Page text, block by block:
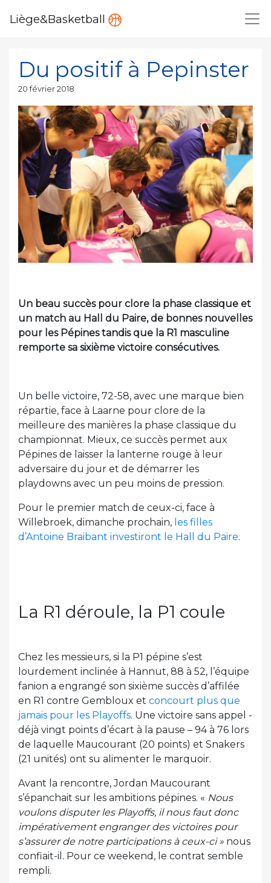
Liège&Basketball
Du positif à Pepinster
Publié
20 février 2018
Un beau succès pour clore la phase classique et
un match au Hall du Paire, de bonnes nouvelles
pour les Pépines tandis que la R1 masculine
remporte sa sixième victoire consécutives.
Un belle victoire, 72-58, avec une marque bien
répartie, face à Laarne pour clore de la
meilleure des manières la phase classique du
championnat. Mieux, ce succès permet aux
Pépines de laisser la lanterne rouge à leur
adversaire du jour et de démarrer les
playdowns avec un peu moins de pression.
Pour le premier match de ceux-ci, face à
Willebroek, dimanche prochain, les filles
d’Antoine Braibant investiront le Hall du Paire.
La R1 déroule, la P1 coule
Chez les messieurs, si la P1 pépine s’est
lourdement inclinée à Hannut, 88 à 52, l’équipe
fanion a engrangé son sixième succès d’affilée
en R1 contre Gembloux et concourt plus que
jamais pour les Playoffs. Une victoire sans appel -
déjà vingt points d’écart à la pause – 94 à 76 lors
de laquelle Maucourant (20 points) et Snakers
(21 unités) ont su alimenter le marquoir.
Avant la rencontre, Jordan Maucourant
s’épanchait sur les ambitions pépines. « Nous
voulons disputer les Playoffs, il nous faut donc
impérativement engranger des victoires pour
s’assurer de notre participations à ceux-ci » nous
confiait-il . Pour ce weekend, le contrat semble
rempli.